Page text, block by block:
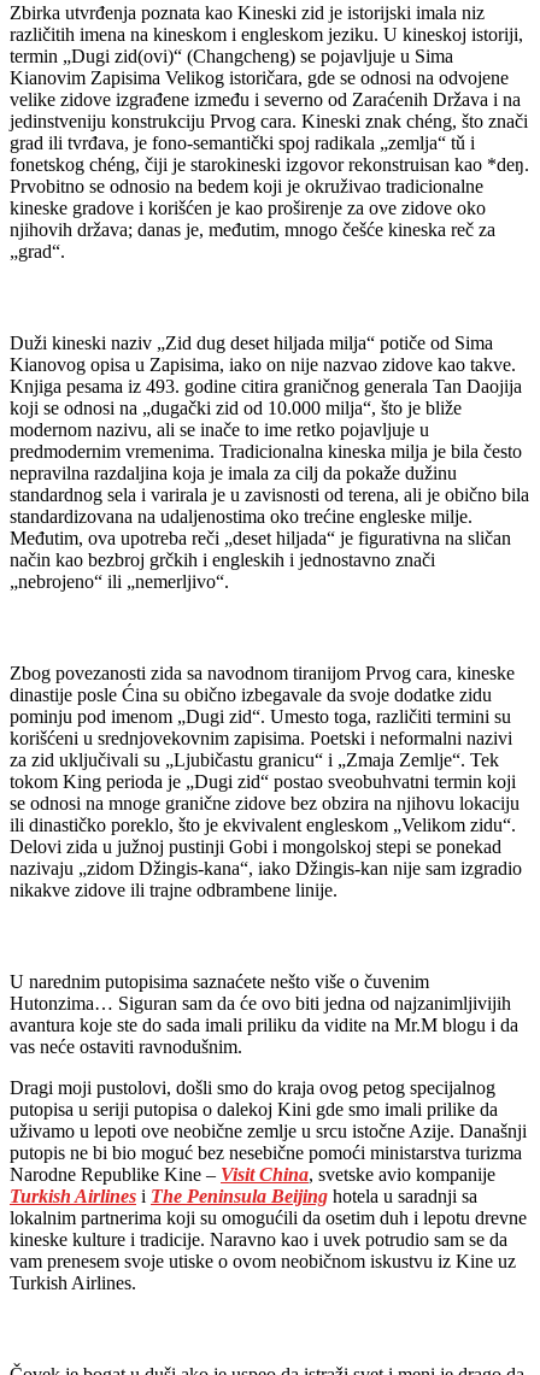
Zbirka utvrđenja poznata kao Kineski zid je istorijski imala niz
različitih imena na kineskom i engleskom jeziku. U kineskoj istoriji,
termin „Dugi zid(ovi)“ (Changcheng) se pojavljuje u Sima
Kianovim Zapisima Velikog istoričara, gde se odnosi na odvojene
velike zidove izgrađene između i severno od Zaraćenih Država i na
jedinstveniju konstrukciju Prvog cara. Kineski znak chéng, što znači
grad ili tvrđava, je fono-semantički spoj radikala „zemlja“ tǔ i
fonetskog chéng, čiji je starokineski izgovor rekonstruisan kao *deŋ.
Prvobitno se odnosio na bedem koji je okruživao tradicionalne
kineske gradove i korišćen je kao proširenje za ove zidove oko
njihovih država; danas je, međutim, mnogo češće kineska reč za
„grad“.
Duži kineski naziv „Zid dug deset hiljada milja“ potiče od Sima
Kianovog opisa u Zapisima, iako on nije nazvao zidove kao takve.
Knjiga pesama iz 493. godine citira graničnog generala Tan Daojija
koji se odnosi na „dugački zid od 10.000 milja“, što je bliže
modernom nazivu, ali se inače to ime retko pojavljuje u
predmodernim vremenima. Tradicionalna kineska milja je bila često
nepravilna razdaljina koja je imala za cilj da pokaže dužinu
standardnog sela i varirala je u zavisnosti od terena, ali je obično bila
standardizovana na udaljenostima oko trećine engleske milje.
Međutim, ova upotreba reči „deset hiljada“ je figurativna na sličan
način kao bezbroj grčkih i engleskih i jednostavno znači
„nebrojeno“ ili „nemerljivo“.
Zbog povezanosti zida sa navodnom tiranijom Prvog cara, kineske
dinastije posle Ćina su obično izbegavale da svoje dodatke zidu
pominju pod imenom „Dugi zid“. Umesto toga, različiti termini su
korišćeni u srednjovekovnim zapisima. Poetski i neformalni nazivi
za zid uključivali su „Ljubičastu granicu“ i „Zmaja Zemlje“. Tek
tokom King perioda je „Dugi zid“ postao sveobuhvatni termin koji
se odnosi na mnoge granične zidove bez obzira na njihovu lokaciju
ili dinastičko poreklo, što je ekvivalent engleskom „Velikom zidu“.
Delovi zida u južnoj pustinji Gobi i mongolskoj stepi se ponekad
nazivaju „zidom Džingis-kana“, iako Džingis-kan nije sam izgradio
nikakve zidove ili trajne odbrambene linije.
U narednim putopisima saznaćete nešto više o čuvenim
Hutonzima… Siguran sam da će ovo biti jedna od najzanimljivijih
avantura koje ste do sada imali priliku da vidite na Mr.M blogu i da
vas neće ostaviti ravnodušnim.
Dragi moji pustolovi, došli smo do kraja ovog petog specijalnog
putopisa u seriji putopisa o dalekoj Kini gde smo imali prilike da
uživamo u lepoti ove neobične zemlje u srcu istočne Azije. Današnji
putopis ne bi bio moguć bez nesebične pomoći ministarstva turizma
Narodne Republike Kine – Visit China, svetske avio kompanije
Turkish Airlines i The Peninsula Beijing hotela u saradnji sa
lokalnim partnerima koji su omogućili da osetim duh i lepotu drevne
kineske kulture i tradicije. Naravno kao i uvek potrudio sam se da
vam prenesem svoje utiske o ovom neobičnom iskustvu iz Kine uz
Turkish Airlines.